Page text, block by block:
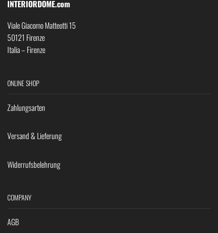
INTERIORDOME.com
Viale Giacomo Matteotti 15
50121 Firenze
Italia – Firenze
ONLINE SHOP
Zahlungsarten
Versand & Lieferung
Widerrufsbelehrung
COMPANY
AGB